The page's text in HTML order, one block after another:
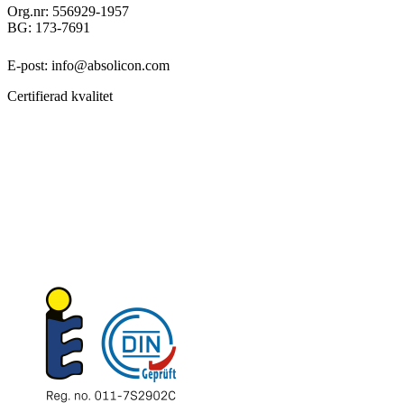
Org.nr: 556929-1957
BG: 173-7691
E-post: info@absolicon.com
Certifierad kvalitet